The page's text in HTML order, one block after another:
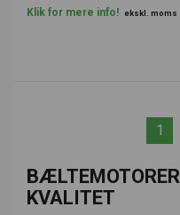
Klik for mere info! ekskl. moms
1
KVALITET